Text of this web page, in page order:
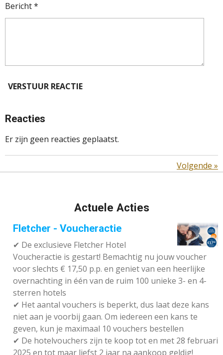
Bericht *
VERSTUUR REACTIE
Reacties
Er zijn geen reacties geplaatst.
Volgende »
Actuele Acties
Fletcher - Voucheractie
✔ De exclusieve Fletcher Hotel
Voucheractie is gestart! Bemachtig nu jouw voucher
voor slechts € 17,50 p.p. en geniet van een heerlijke
overnachting in één van de ruim 100 unieke 3- en 4-
sterren hotels
✔ Het aantal vouchers is beperkt, dus laat deze kans
niet aan je voorbij gaan. Om iedereen een kans te
geven, kun je maximaal 10 vouchers bestellen
✔ De hotelvouchers zijn te koop tot en met 28 februari
2025 en tot maar liefst 2 jaar na aankoop geldig!